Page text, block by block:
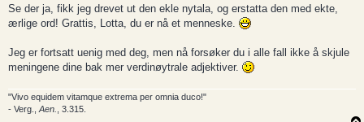
s
Se der ja, fikk jeg drevet ut den ekle nytala, og erstatta den med ekte,
ærlige ord! Grattis, Lotta, du er nå et menneske.
Jeg er fortsatt uenig med deg, men nå forsøker du i alle fall ikke å skjule
meningene dine bak mer verdinøytrale adjektiver.
"Vivo equidem vitamque extrema per omnia duco!"
- Verg., Aen. , 3.315.